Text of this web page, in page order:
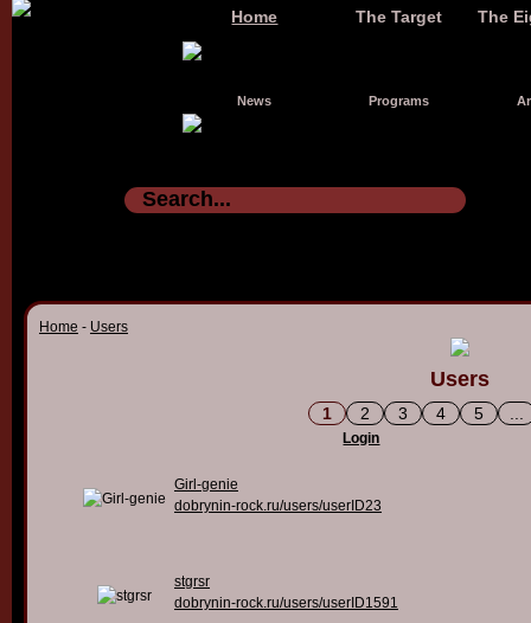
Home The Target The
News Programs
Home - Users
Users
1 2 3 4 5
Login
Girl-genie
dobrynin-rock.ru/users/userID23
stgrsr
dobrynin-rock.ru/users/userID1591